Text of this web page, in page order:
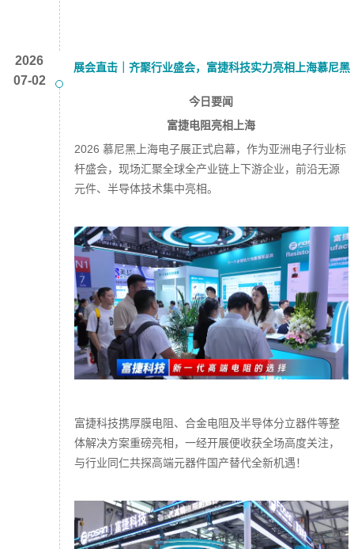
2026
07-02
展会直击｜齐聚行业盛会，富捷科技实力亮相上海慕尼黑
今日要闻
富捷电阻亮相上海
2026 慕尼黑上海电子展正式启幕，作为亚洲电子行业标
杆盛会，现场汇聚全球全产业链上下游企业，前沿无源
元件、半导体技术集中亮相。
富捷科技携厚膜电阻、合金电阻及半导体分立器件等整
体解决方案重磅亮相，一经开展便收获全场高度关注，
与行业同仁共探高端元器件国产替代全新机遇！